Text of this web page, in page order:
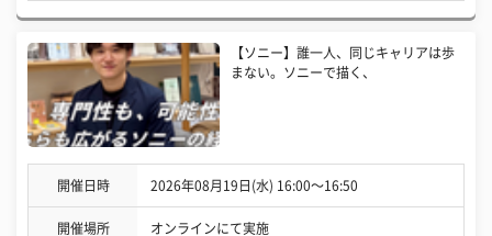
【ソニー】誰一人、同じキャリアは歩
まない。ソニーで描く、
開催日時 2026年08月19日(水) 16:00〜16:50
開催場所 オンラインにて実施